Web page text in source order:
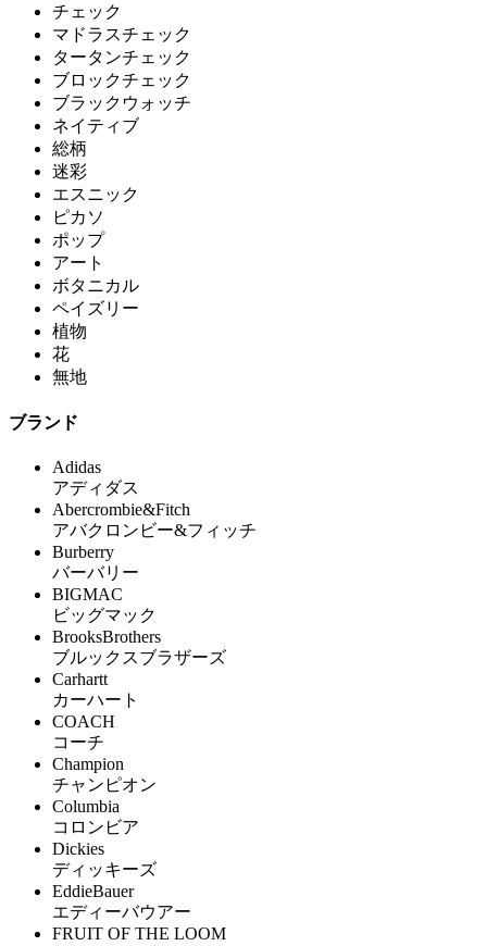
チェック
マドラスチェック
タータンチェック
ブロックチェック
ブラックウォッチ
ネイティブ
総柄
迷彩
エスニック
ピカソ
ポップ
アート
ボタニカル
ペイズリー
植物
花
無地
ブランド
Adidas
アディダス
Abercrombie&Fitch
アバクロンビー&フィッチ
Burberry
バーバリー
BIGMAC
ビッグマック
BrooksBrothers
ブルックスブラザーズ
Carhartt
カーハート
COACH
コーチ
Champion
チャンピオン
Columbia
コロンビア
Dickies
ディッキーズ
EddieBauer
エディーバウアー
FRUIT OF THE LOOM